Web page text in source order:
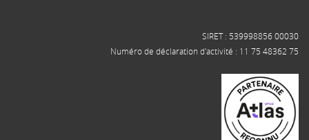
SIRET : 539998856 00030
Numéro de déclaration d'activité : 11 75 48362 75